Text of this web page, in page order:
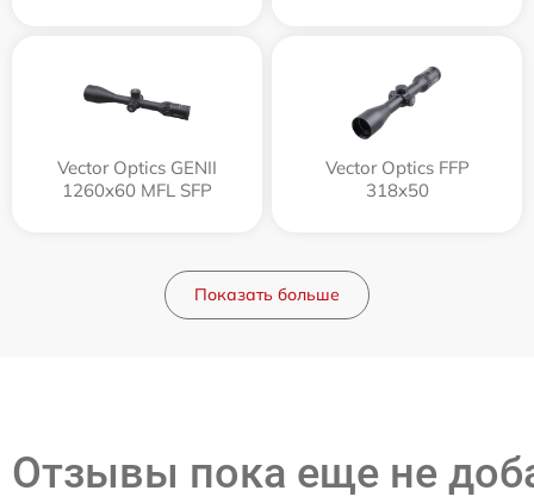
Vector Optics GENII
1260x60 MFL SFP
Vector Optics FFP
318x50
Показать больше
Отзывы пока еще не